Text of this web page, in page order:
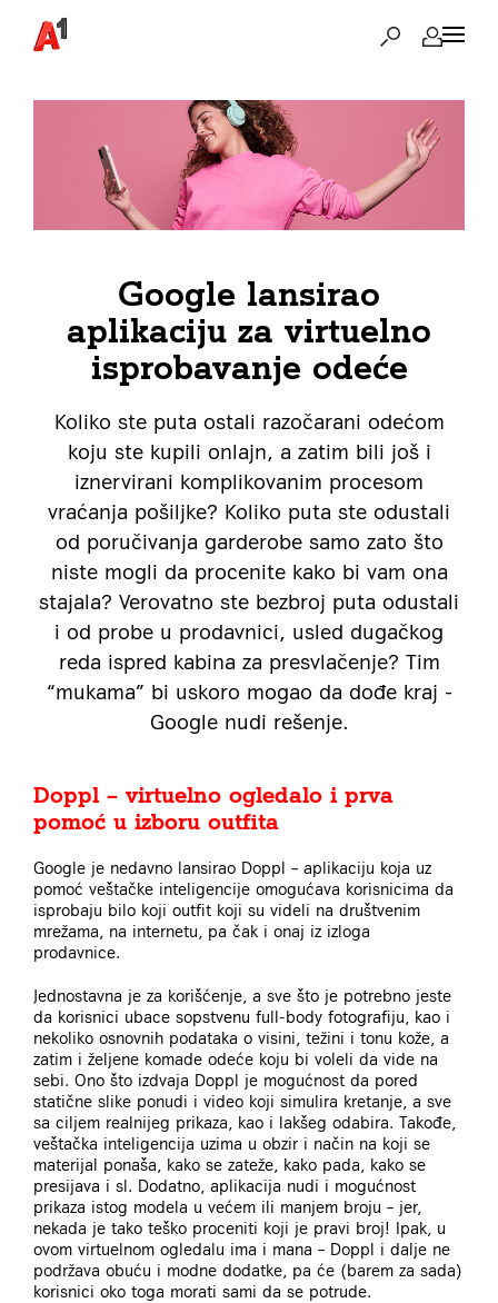
Google lansirao
aplikaciju za virtuelno
isprobavanje odeće
Koliko ste puta ostali razočarani odećom
koju ste kupili onlajn, a zatim bili još i
iznervirani komplikovanim procesom
vraćanja pošiljke? Koliko puta ste odustali
od poručivanja garderobe samo zato što
niste mogli da procenite kako bi vam ona
stajala? Verovatno ste bezbroj puta odustali
i od probe u prodavnici, usled dugačkog
reda ispred kabina za presvlačenje? Tim
“mukama” bi uskoro mogao da dođe kraj -
Google nudi rešenje.
Doppl – virtuelno ogledalo i prva
pomoć u izboru outfita
Google je nedavno lansirao Doppl – aplikaciju koja uz
pomoć veštačke inteligencije omogućava korisnicima da
isprobaju bilo koji outfit koji su videli na društvenim
mrežama, na internetu, pa čak i onaj iz izloga
prodavnice.
Jednostavna je za korišćenje, a sve što je potrebno jeste
da korisnici ubace sopstvenu full-body fotografiju, kao i
nekoliko osnovnih podataka o visini, težini i tonu kože, a
zatim i željene komade odeće koju bi voleli da vide na
sebi. Ono što izdvaja Doppl je mogućnost da pored
statične slike ponudi i video koji simulira kretanje, a sve
sa ciljem realnijeg prikaza, kao i lakšeg odabira. Takođe,
veštačka inteligencija uzima u obzir i način na koji se
materijal ponaša, kako se zateže, kako pada, kako se
presijava i sl. Dodatno, aplikacija nudi i mogućnost
prikaza istog modela u većem ili manjem broju – jer,
nekada je tako teško proceniti koji je pravi broj! Ipak, u
ovom virtuelnom ogledalu ima i mana – Doppl i dalje ne
podržava obuću i modne dodatke, pa će (barem za sada)
korisnici oko toga morati sami da se potrude.